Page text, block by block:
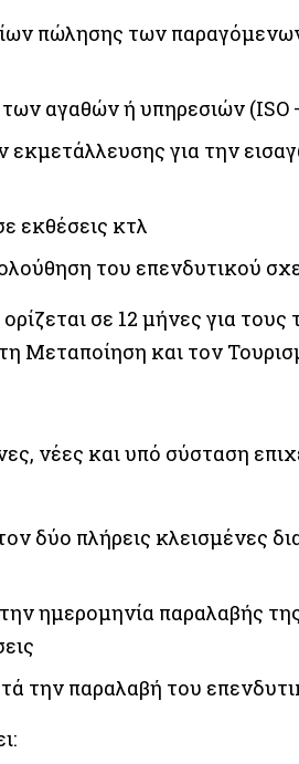
πώλησης των
αγαθών ή υπηρεσιών (ISO
για την
εκθέσεις κτλ
του επενδυτικού
σε 12 μήνες για τους
Μεταποίηση και τον
νέες και υπό σύσταση
δύο πλήρεις κλεισμένες
ημερομηνία παραλαβής
την παραλαβή του